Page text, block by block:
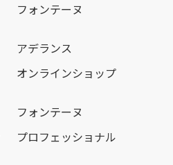
フォンテーヌ
アデランス
オンラインショップ
フォンテーヌ
プロフェッショナル